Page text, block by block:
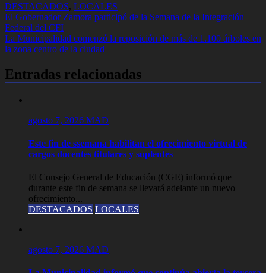
DESTACADOS, LOCALES
Navegación
de
entradas
El Gobernador Zamora participó de la Semana de la Integración
Federal del CFI
La Municipalidad comenzó la reposición de más de 1.100 árboles en
la zona centro de la ciudad
Entradas relacionadas
agosto 7, 2026 MAD
Este fin de ssemana habilitan el ofrecimiento virtual de
cargos docentes titulares y suplentes
El Consejo General de Educación (CGE) informó que
durante este fin de semana se llevará adelante un nuevo
ofrecimiento...
DESTACADOS LOCALES
agosto 7, 2026 MAD